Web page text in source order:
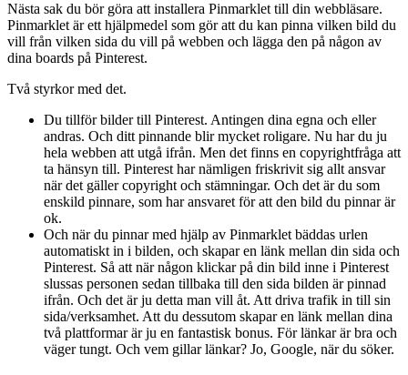
Nästa sak du bör göra att installera Pinmarklet till din webbläsare.
Pinmarklet är ett hjälpmedel som gör att du kan pinna vilken bild du
vill från vilken sida du vill på webben och lägga den på någon av
dina boards på Pinterest.
Två styrkor med det.
Du tillför bilder till Pinterest. Antingen dina egna och eller
andras. Och ditt pinnande blir mycket roligare. Nu har du ju
hela webben att utgå ifrån. Men det finns en copyrightfråga att
ta hänsyn till. Pinterest har nämligen friskrivit sig allt ansvar
när det gäller copyright och stämningar. Och det är du som
enskild pinnare, som har ansvaret för att den bild du pinnar är
ok.
Och när du pinnar med hjälp av Pinmarklet bäddas urlen
automatiskt in i bilden, och skapar en länk mellan din sida och
Pinterest. Så att när någon klickar på din bild inne i Pinterest
slussas personen sedan tillbaka till den sida bilden är pinnad
ifrån. Och det är ju detta man vill åt. Att driva trafik in till sin
sida/verksamhet. Att du dessutom skapar en länk mellan dina
två plattformar är ju en fantastisk bonus. För länkar är bra och
väger tungt. Och vem gillar länkar? Jo, Google, när du söker.